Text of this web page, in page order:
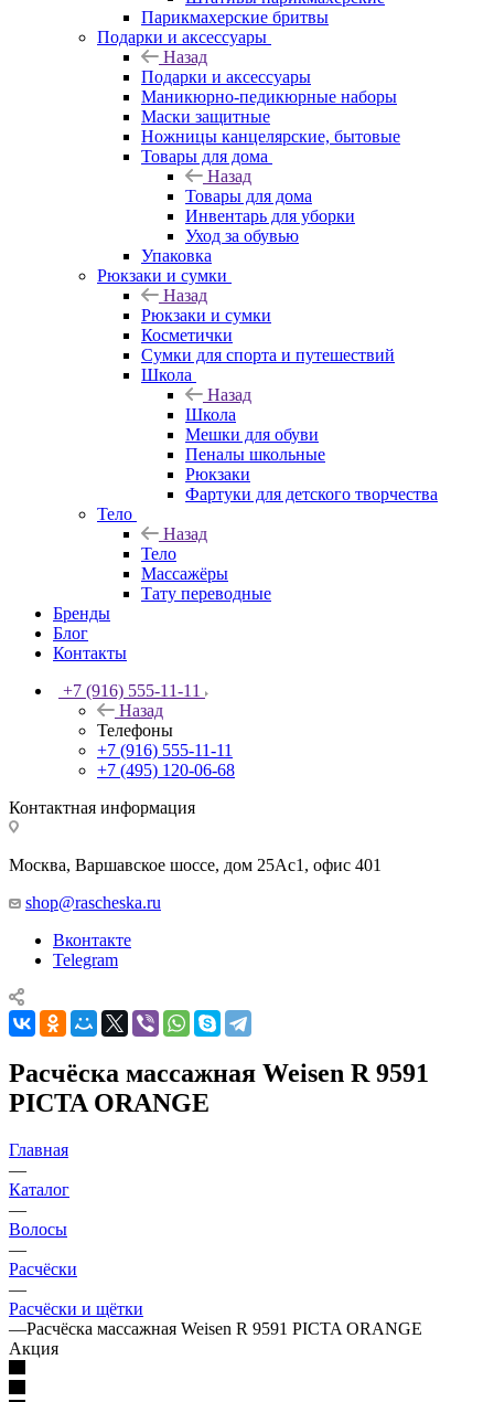
Парикмахерские бритвы
Подарки и аксессуары
Назад
Подарки и аксессуары
Маникюрно-педикюрные наборы
Маски защитные
Ножницы канцелярские, бытовые
Товары для дома
Назад
Товары для дома
Инвентарь для уборки
Уход за обувью
Упаковка
Рюкзаки и сумки
Назад
Рюкзаки и сумки
Косметички
Сумки для спорта и путешествий
Школа
Назад
Школа
Мешки для обуви
Пеналы школьные
Рюкзаки
Фартуки для детского творчества
Тело
Назад
Тело
Массажёры
Тату переводные
Бренды
Блог
Контакты
+7 (916) 555-11-11
Назад
Телефоны
+7 (916) 555-11-11
+7 (495) 120-06-68
Контактная информация
Москва, Варшавское шоссе, дом 25Аc1, офис 401
shop@rascheska.ru
Вконтакте
Telegram
Расчёска массажная Weisen R 9591
PICTA ORANGE
Главная
—
Каталог
—
Волосы
—
Расчёски
—
Расчёски и щётки
—Расчёска массажная Weisen R 9591 PICTA ORANGE
Акция